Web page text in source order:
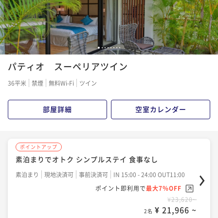
¥27,340~
2名 ¥ 25,426 ~
ポイントアップ
スタンダードプラン・朝食付き
朝食付き 現地決済可 事前決済可
¥30,400~
2名 ¥ 28,272 ~
ポイントアップ
【特別プラン】5連泊以上限定/朝食付き
朝食付き 現地決済可 事前決済可
IN 15:00 - 24:00 OUT11:00
ポイント即利用で最大7％OFF
¥121,500~
2名 ¥ 112,995 ~
1 2345678
パティオ スーペリアツイン
36平米 禁煙 無料Wi-Fi ツイン
部屋詳細 空室カレンダー
ポイントアップ
素泊まりでオトク シンプルステイ 食事なし
素泊まり 現地決済可 事前決済可
IN 15:00 - 24:00 OUT11:00
ポイント即利用で最大7％OFF
¥23,620~
2名 ¥ 21,966 ~